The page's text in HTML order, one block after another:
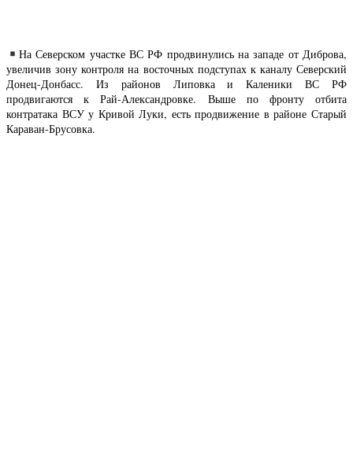
На Северском участке ВС РФ продвинулись на западе от Диброва,
увеличив зону контроля на восточных подступах к каналу Северский
Донец-Донбасс. Из районов Липовка и Каленики ВС РФ
продвигаются к Рай-Александровке. Выше по фронту отбита
контратака ВСУ у Кривой Луки, есть продвижение в районе Старый
Караван-Брусовка.